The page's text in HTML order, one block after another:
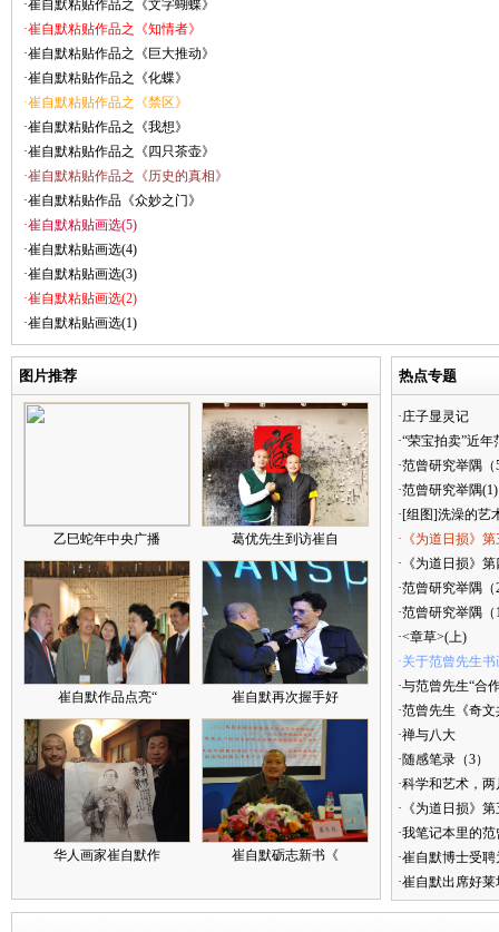
·崔自默粘贴作品之《文字蝴蝶》
·崔自默粘贴作品之《知情者》
·崔自默粘贴作品之《巨大推动》
·崔自默粘贴作品之《化蝶》
·崔自默粘贴作品之《禁区》
·崔自默粘贴作品之《我想》
·崔自默粘贴作品之《四只茶壶》
·崔自默粘贴作品之《历史的真相》
·崔自默粘贴作品《众妙之门》
·崔自默粘贴画选(5)
·崔自默粘贴画选(4)
·崔自默粘贴画选(3)
·崔自默粘贴画选(2)
·崔自默粘贴画选(1)
图片推荐
乙巳蛇年中央广播 葛优先生到访崔自
崔自默作品点亮“ 崔自默再次握手好
华人画家崔自默作 崔自默砺志新书《
热点专题
·庄子显灵记
·“荣宝拍卖”近
·范曾研究举隅（
·范曾研究举隅(1)
·[组图]洗澡的艺
·《为道日损》
·《为道日损》
·范曾研究举隅（
·范曾研究举隅（
·<章草>(上)
·关于范曾先生
·与范曾先生“合
·范曾先生《奇
·禅与八大
·随感笔录（3）
·科学和艺术，
·《为道日损》
·我笔记本里的
·崔自默博士受
·崔自默出席好